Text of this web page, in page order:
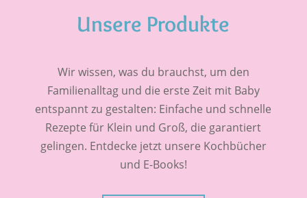
Unsere Produkte
Wir wissen, was du brauchst, um den
Familienalltag und die erste Zeit mit Baby
entspannt zu gestalten: Einfache und schnelle
Rezepte für Klein und Groß, die garantiert
gelingen. Entdecke jetzt unsere Kochbücher
und E-Books!